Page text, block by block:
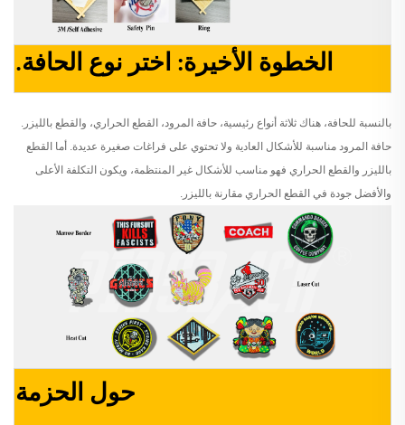
الخطوة الأخيرة: اختر نوع الحافة.
بالنسبة للحافة، هناك ثلاثة أنواع رئيسية، حافة المرود، القطع الحراري، والقطع بالليزر.
حافة المرود مناسبة للأشكال العادية ولا تحتوي على فراغات صغيرة عديدة. أما القطع
بالليزر والقطع الحراري فهو مناسب للأشكال غير المنتظمة، ويكون التكلفة الأعلى
والأفضل جودة في القطع الحراري مقارنة بالليزر.
حول الحزمة